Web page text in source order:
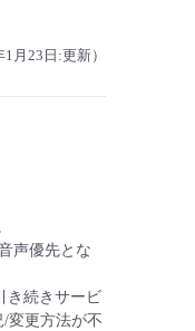
月23日:更新）
声優先とな
き続きサービ
/変更方法が不